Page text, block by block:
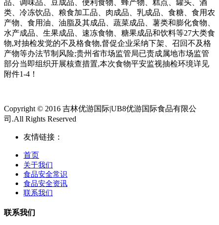
品、调味品、豆成品、便利食物、蜂产物、糕点、罐头、酒
类、冷冻饮品、粮食加工品、肉成品、乳成品、食糖、食用农
产物、食用油、油脂及其成品、蔬菜成品、薯类和膨化食物、
水产成品、生果成品、速冻食物、糖果成品和饮料等27大类食
物,对抽检发觉的不及格食物,督促企业采纳下架、召回不及格
产物等办法节制风险;贵州省市场监管局已责成属地市场监管
部分当即组织开展核查措置,本次食物平安监视抽检环境详见
附件1-4！
Copyright © 2016 吉林优游国际|UB8优游国际食品有限公
司.All Rights Reserved
友情链接：
首页
关于我们
食品安全常识
食品安全资讯
联系我们
联系我们